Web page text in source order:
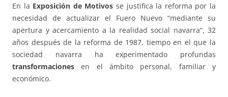
En la Exposición de Motivos se justifica la reforma por la
necesidad de actualizar el Fuero Nuevo “mediante su
apertura y acercamiento a la realidad social navarra”, 32
años después de la reforma de 1987, tiempo en el que la
sociedad navarra ha experimentado profundas
transformaciones en el ámbito personal, familiar y
económico.